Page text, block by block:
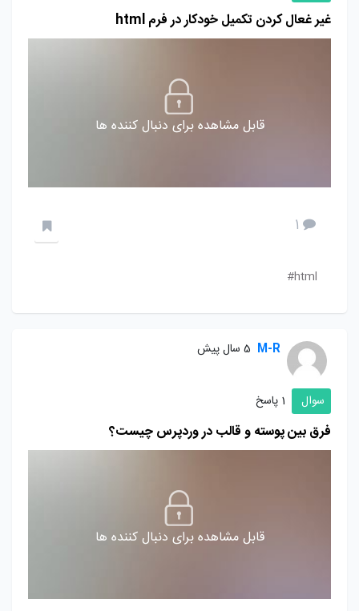
غیر غعال کردن تکمیل خودکار در فرم html
قابل مشاهده برای دنبال کننده ها
1
html#
M-R 5 سال پیش
سوال 1 پاسخ
فرق بین پوسته و قالب در وردپرس چیست؟
قابل مشاهده برای دنبال کننده ها